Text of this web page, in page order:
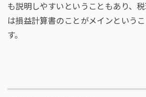
も説明しやすいということもあり、
は損益計算書のことがメインという
す。